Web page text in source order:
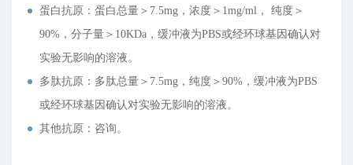
蛋白抗原：蛋白总量＞7.5mg，浓度＞1mg/ml， 纯度＞
90%，分子量＞10KDa，缓冲液为PBS或经环球基因确认对
实验无影响的溶液。
多肽抗原：多肽总量＞7.5mg，纯度＞90%，缓冲液为PBS
或经环球基因确认对实验无影响的溶液。
其他抗原：咨询。